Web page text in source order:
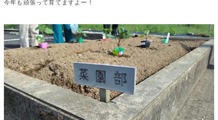
今年も頑張って育てますよー！